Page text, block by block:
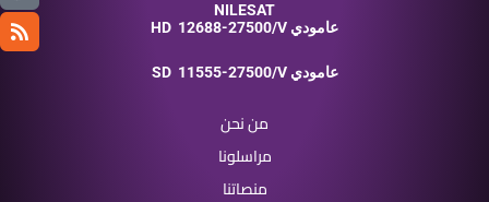
NILESAT
HD
12688-27500/V عامودي
SD 11555-27500/V عامودي
من نحن
مراسلونا
منصاتنا